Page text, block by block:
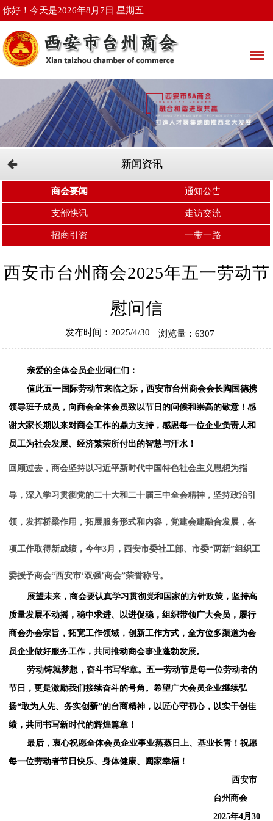
你好！今天是2026年8月7日 星期五
新闻资讯
商会要闻 通知公告
支部快讯 走访交流
招商引资 一带一路
西安市台州商会2025年五一劳动节
慰问信
发布时间：2025/4/30 浏览量：6307
亲爱的全体会员企业同仁们：
值此五一国际劳动节来临之际，西安市台州商会会长陶国德携
领导班子成员，向商会全体会员致以节日的问候和崇高的敬意！感
谢大家长期以来对商会工作的鼎力支持，感恩每一位企业负责人和
员工为社会发展、经济繁荣所付出的智慧与汗水！
回顾过去，商会坚持以习近平新时代中国特色社会主义思想为指
导，深入学习贯彻党的二十大和二十届三中全会精神，坚持政治引
领，发挥桥梁作用，拓展服务形式和内容，党建会建融合发展，各
项工作取得新成绩，今年3月，西安市委社工部、市委“两新”组织工
委授予商会“西安市‘双强’商会”荣誉称号。
展望未来，商会要认真学习贯彻党和国家的方针政策，坚持高
质量发展不动摇，稳中求进、以进促稳，组织带领广大会员，履行
商会办会宗旨，拓宽工作领域，创新工作方式，全方位多渠道为会
员企业做好服务工作，共同推动商会事业蓬勃发展。
劳动铸就梦想，奋斗书写华章。五一劳动节是每一位劳动者的
节日，更是激励我们接续奋斗的号角。希望广大会员企业继续弘
扬“敢为人先、务实创新”的台商精神，以匠心守初心，以实干创佳
绩，共同书写新时代的辉煌篇章！
最后，衷心祝愿全体会员企业事业蒸蒸日上、基业长青！祝愿
每一位劳动者节日快乐、身体健康、阖家幸福！
西安市
台州商会
2025年4月30